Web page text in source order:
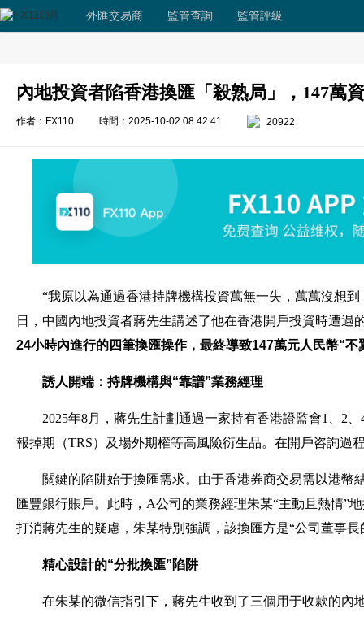
外匯交易商 監管查詢 監管評級
內地投資者陷香港換匯「殺熟局」，147萬
作者：FX110 時間：2025-10-02 08:42:41 20922
“我原以為通過香港持牌機構投資萬無一失，萬萬沒想
日，中國內地投資者蔣先生講述了他在香港開戶投資時遭遇
24小時內進行的四筆換匯操作，最終導致147萬元人民幣“不
誘人開端：持牌機構與“靠譜”業務經理
2025年8月，蔣先生計劃通過一家持有香港證監會1、2
報掉期（TRS）及場外期權等高風險衍生品。在開戶咨詢過
關鍵的陷阱始于換匯需求。由于香港券商交易需以港
匯豐銀行賬戶。此時，A公司的業務經理朱某“主動且熱情”
打消蔣先生的疑慮，朱某特別強調，該換匯方是“公司董事
精心設計的“分批換匯”陷阱
在朱某的微信指引下，蔣先生收到了三個用于收款的內